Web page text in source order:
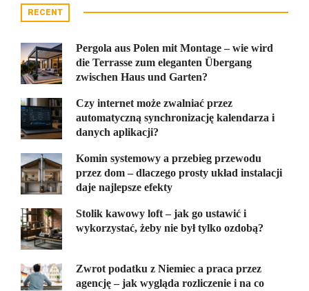
RECENT
Pergola aus Polen mit Montage – wie wird
die Terrasse zum eleganten Übergang
zwischen Haus und Garten?
Czy internet może zwalniać przez
automatyczną synchronizację kalendarza i
danych aplikacji?
Komin systemowy a przebieg przewodu
przez dom – dlaczego prosty układ instalacji
daje najlepsze efekty
Stolik kawowy loft – jak go ustawić i
wykorzystać, żeby nie był tylko ozdobą?
Zwrot podatku z Niemiec a praca przez
agencję – jak wygląda rozliczenie i na co